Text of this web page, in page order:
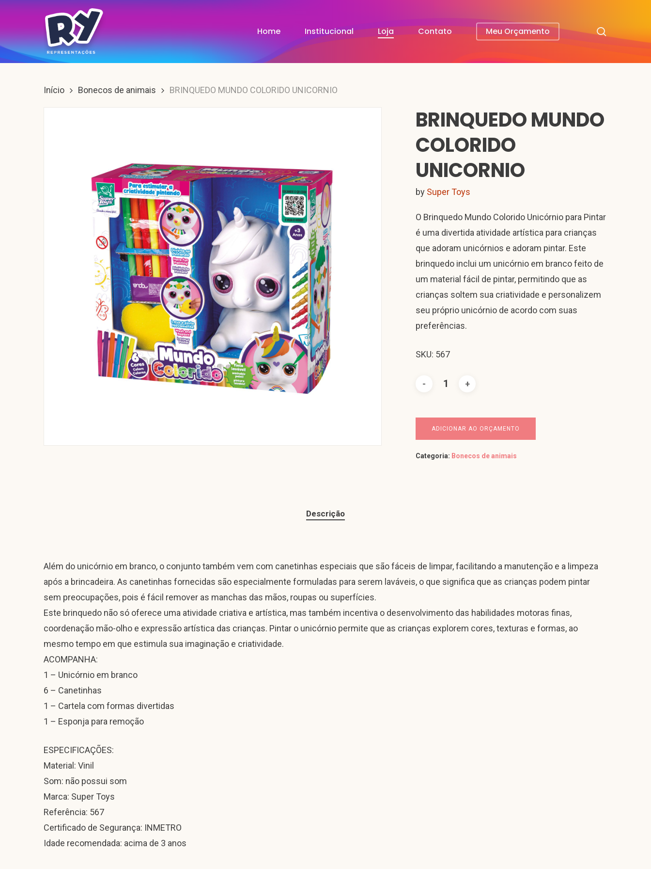
Skip
main
content
Home Institucional Loja Contato Meu Orçamento
Início Bonecos de animais BRINQUEDO MUNDO COLORIDO UNICORNIO
BRINQUEDO MUNDO
COLORIDO
UNICORNIO
by Super Toys
O Brinquedo Mundo Colorido Unicórnio para Pintar
é uma divertida atividade artística para crianças
que adoram unicórnios e adoram pintar. Este
brinquedo inclui um unicórnio em branco feito de
um material fácil de pintar, permitindo que as
crianças soltem sua criatividade e personalizem
seu próprio unicórnio de acordo com suas
preferências.
SKU: 567
ADICIONAR AO ORÇAMENTO
Categoria: Bonecos de animais
Descrição
Além do unicórnio em branco, o conjunto também vem com canetinhas especiais que são fáceis de limpar, facilitando a manutenção e a limpeza
após a brincadeira. As canetinhas fornecidas são especialmente formuladas para serem laváveis, o que significa que as crianças podem pintar
sem preocupações, pois é fácil remover as manchas das mãos, roupas ou superfícies.
Este brinquedo não só oferece uma atividade criativa e artística, mas também incentiva o desenvolvimento das habilidades motoras finas,
coordenação mão-olho e expressão artística das crianças. Pintar o unicórnio permite que as crianças explorem cores, texturas e formas, ao
mesmo tempo em que estimula sua imaginação e criatividade.
ACOMPANHA:
1 – Unicórnio em branco
6 – Canetinhas
1 – Cartela com formas divertidas
1 – Esponja para remoção
ESPECIFICAÇÕES:
Material: Vinil
Som: não possui som
Marca: Super Toys
Referência: 567
Certificado de Segurança: INMETRO
Idade recomendada: acima de 3 anos